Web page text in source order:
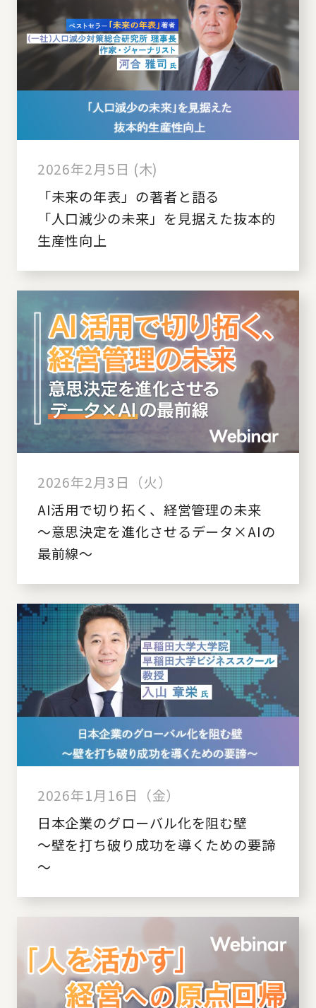
2026年2月5日 (木)
「未来の年表」の著者と語る
「人口減少の未来」を見据えた抜本的
生産性向上
2026年2月3日（火）
AI活用で切り拓く、経営管理の未来
～意思決定を進化させるデータ×AIの
最前線～
2026年1月16日（金）
日本企業のグローバル化を阻む壁
～壁を打ち破り成功を導くための要諦
～